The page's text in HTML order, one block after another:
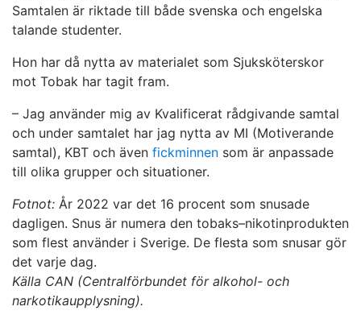
Samtalen är riktade till både svenska och engelska
talande studenter.
Hon har då nytta av materialet som Sjuksköterskor
mot Tobak har tagit fram.
– Jag använder mig av Kvalificerat rådgivande samtal
och under samtalet har jag nytta av MI (Motiverande
samtal), KBT och även fickminnen som är anpassade
till olika grupper och situationer.
Fotnot: År 2022 var det 16 procent som snusade
dagligen. Snus är numera den tobaks–nikotinprodukten
som flest använder i Sverige. De flesta som snusar gör
det varje dag.
Källa CAN (Centralförbundet för alkohol- och
narkotikaupplysning).